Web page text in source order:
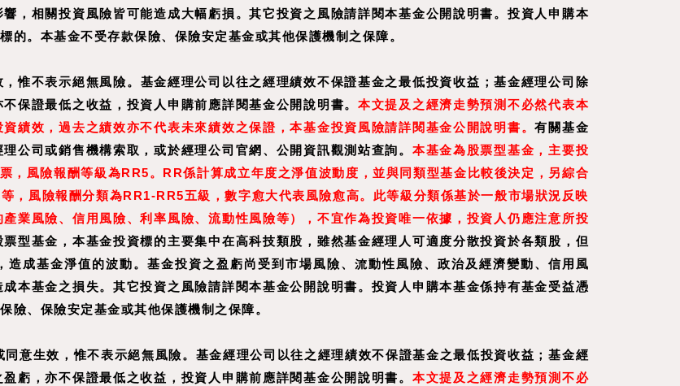
，相關投資風險皆可能造成大幅虧損。其它投資之風險請詳閱本基金公開說明書。投資人申購本
。本基金不受存款保險、保險安定基金或其他保護機制之保障。
惟不表示絕無風險。基金經理公司以往之經理績效不保證基金之最低投資收益；基金經理公司除
保證最低之收益，投資人申購前應詳閱基金公開說明書。 本文提及之經濟走勢預測不必然代表本
績效，過去之績效亦不代表未來績效之保證，本基金投資風險請詳閱基金公開說明書。有關基金
公司或銷售機構索取，或於經理公司官網、公開資訊觀測站查詢。 本基金為股票型基金，主要投
，風險報酬等級為RR5。RR係計算成立年度之淨值波動度，並與同類型基金比較後決定，另綜合
，風險報酬分類為RR1-RR5五級，數字愈大代表風險愈高。此等級分類係基於一般市場狀況反映
業風險、信用風險、利率風險、流動性風險等），不宜作為投資唯一依據，投資人仍應注意所投
型基金，本基金投資標的主要集中在高科技類股，雖然基金經理人可適度分散投資於各類股，但
成基金淨值的波動。基金投資之盈虧尚受到市場風險、流動性風險、政治及經濟變動、信用風
本基金之損失。其它投資之風險請詳閱本基金公開說明書。投資人申購本基金係持有基金受益憑
險、保險安定基金或其他保護機制之保障。
意生效，惟不表示絕無風險。基金經理公司以往之經理績效不保證基金之最低投資收益；基金經
虧，亦不保證最低之收益，投資人申購前應詳閱基金公開說明書。 本文提及之經濟走勢預測不必